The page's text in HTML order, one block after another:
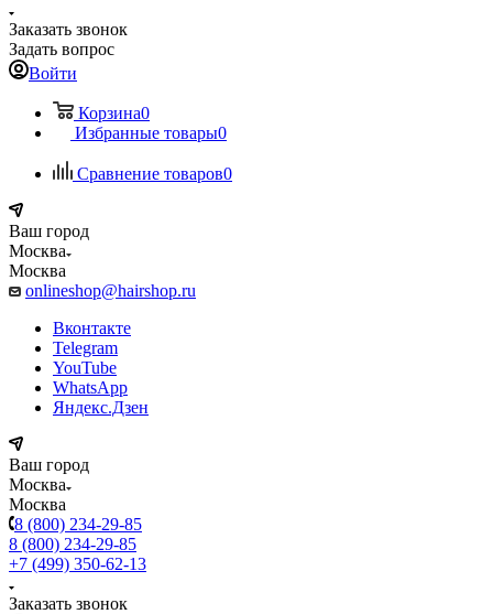
Заказать звонок
Задать вопрос
Войти
Корзина0
Избранные товары0
Сравнение товаров0
Ваш город
Москва
Москва
onlineshop@hairshop.ru
Вконтакте
Telegram
YouTube
WhatsApp
Яндекс.Дзен
Ваш город
Москва
Москва
8 (800) 234-29-85
8 (800) 234-29-85
+7 (499) 350-62-13
Заказать звонок